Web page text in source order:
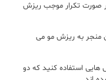
صورت تکرار موجب ریزش
منجر به ریزش مو می
هایی استفاده کنید که دو